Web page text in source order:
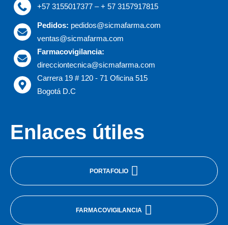
+57 3155017377 – + 57 3157917815
Pedidos: pedidos@sicmafarma.com
ventas@sicmafarma.com
Farmacovigilancia:
direcciontecnica@sicmafarma.com
Carrera 19 # 120 - 71 Oficina 515
Bogotá D.C
Enlaces útiles
PORTAFOLIO
FARMACOVIGILANCIA